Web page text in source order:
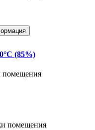
(85%)
помещения
помещения